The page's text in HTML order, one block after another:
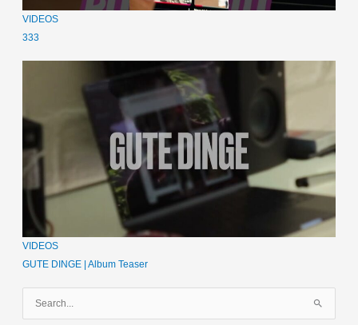
VIDEOS
333
VIDEOS
GUTE DINGE | Album Teaser